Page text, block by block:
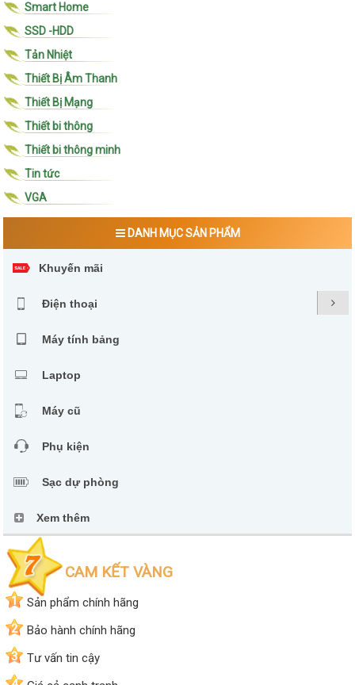
Smart Home
SSD -HDD
Tản Nhiệt
Thiết Bị Âm Thanh
Thiết Bị Mạng
Thiết bi thông
Thiết bi thông minh
Tin tức
VGA
DANH MỤC SẢN PHẨM
Khuyến mãi
Điện thoại
Máy tính bảng
Laptop
Máy cũ
Phụ kiện
Sạc dự phòng
Xem thêm
CAM KẾT VÀNG
1
Sản phẩm chính hãng
2
Bảo hành chính hãng
3
Tư vấn tin cậy